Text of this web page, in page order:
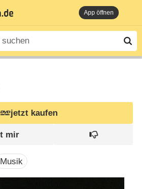
App öffnen
jetzt kaufen
Musik